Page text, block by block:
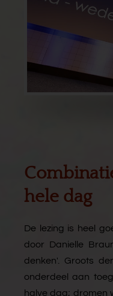
hele dag
De lezing is heel
door Danielle
denken'. Groots
onderdeel aan
halve dag; dromen